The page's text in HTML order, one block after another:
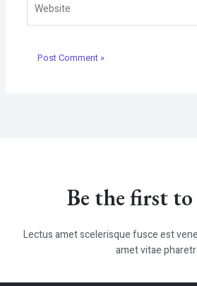
Be the first
Lectus amet scelerisque fusce est
amet vitae